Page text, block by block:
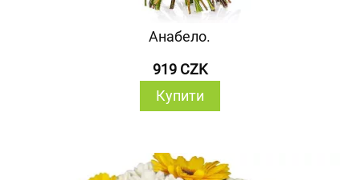
Анабело.
919 CZK
Купити